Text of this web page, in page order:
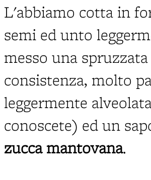
L'abbiamo cotta in
semi ed unto
messo una
consistenza, molto
leggermente
conoscete) ed un
zucca mantovana.